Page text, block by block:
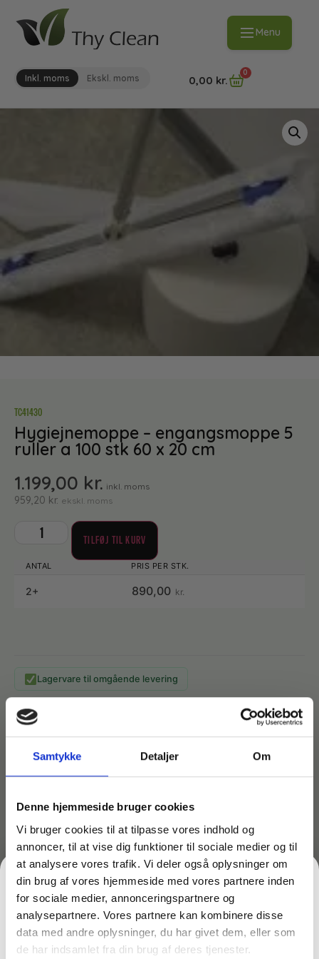
Samtykke Detaljer Om
Denne hjemmeside bruger cookies
Vi bruger cookies til at tilpasse vores indhold og
annoncer, til at vise dig funktioner til sociale medier og til
at analysere vores trafik. Vi deler også oplysninger om
din brug af vores hjemmeside med vores partnere inden
for sociale medier, annonceringspartnere og
analysepartnere. Vores partnere kan kombinere disse
data med andre oplysninger, du har givet dem, eller som
de har indsamlet fra din brug af deres tjenester.
Menu
Inkl. moms Ekskl. moms 0,00 kr.
0
TC41430
Hygiejnemoppe – engangsmoppe 5
ruller a 100 stk 60 x 20 cm
1.199,00 kr. inkl. moms
959,20 kr. ekskl. moms
TILFØJ TIL KURV
2+ 890,00 kr.
Lagervare til omgående levering
Hygiejnemoppe bredde 20 cm, længde 60 cm
100 stk. pr. rulle
Bedre miljømæssig effekt end flergangsmoppe.
Måske er du også interesseret i følgende
produkter:
Du kunne også være interesseret i…